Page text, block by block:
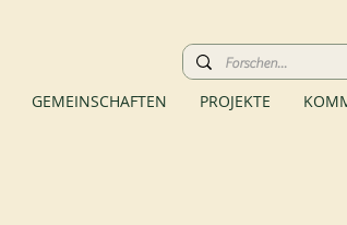
GEMEINSCHAFTEN PROJEKTE